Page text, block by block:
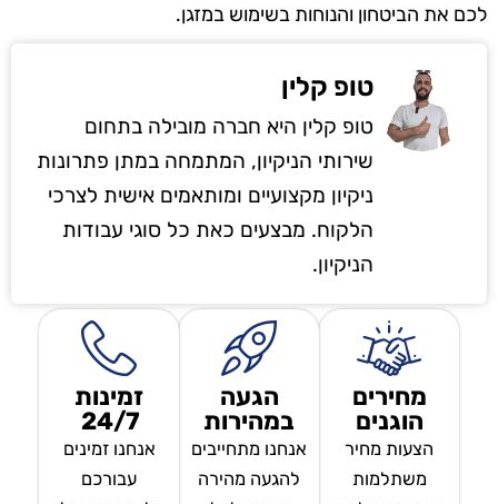
לכם את הביטחון והנוחות בשימוש במזגן.
טופ קלין
טופ קלין היא חברה מובילה בתחום
שירותי הניקיון, המתמחה במתן פתרונות
ניקיון מקצועיים ומותאמים אישית לצרכי
הלקוח. מבצעים כאת כל סוגי עבודות
הניקיון.
מחירים
הוגנים
הצעות מחיר
משתלמות
הגעה
במהירות
אנחנו מתחייבים
להגעה מהירה
זמינות
24/7
אנחנו זמינים
עבורכם